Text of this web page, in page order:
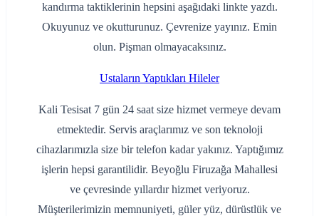
kandırma taktiklerinin hepsini aşağıdaki linkte yazdı.
Okuyunuz ve okutturunuz. Çevrenize yayınız. Emin
olun. Pişman olmayacaksınız.
Ustaların Yaptıkları Hileler
Kali Tesisat 7 gün 24 saat size hizmet vermeye devam
etmektedir. Servis araçlarımız ve son teknoloji
cihazlarımızla size bir telefon kadar yakınız. Yaptığımız
işlerin hepsi garantilidir. Beyoğlu Firuzağa Mahallesi
ve çevresinde yıllardır hizmet veriyoruz.
Müşterilerimizin memnuniyeti, güler yüz, dürüstlük ve